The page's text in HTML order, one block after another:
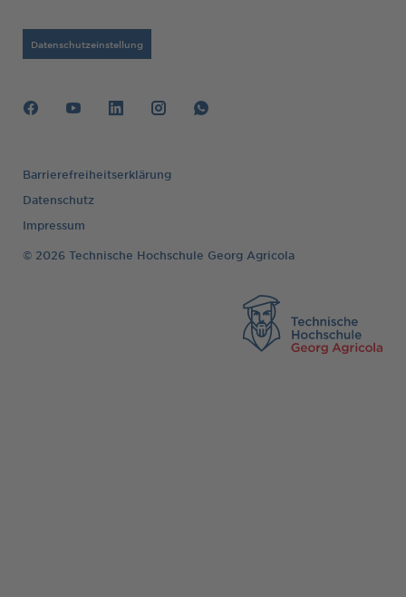
Datenschutzeinstellung
Barrierefreiheitserklärung
Datenschutz
Impressum
© 2026 Technische Hochschule Georg Agricola